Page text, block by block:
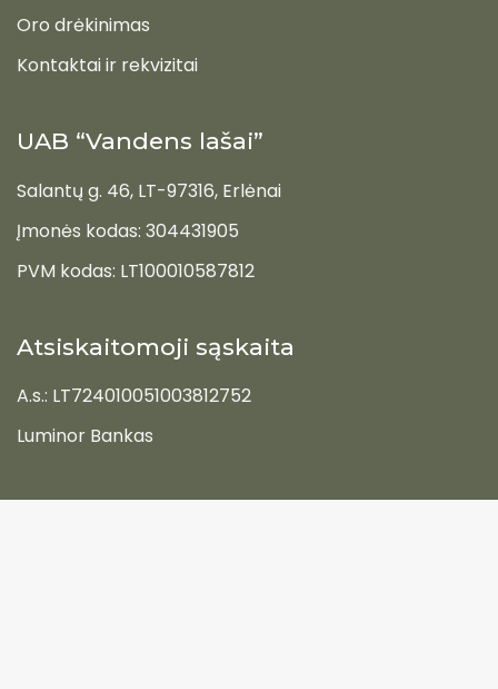
UAB “Vandens lašai”
Salantų g. 46, LT-97316, Erlėnai
Įmonės kodas: 304431905
PVM kodas: LT100010587812
Atsiskaitomoji sąskaita
A.s.: LT724010051003812752
Luminor Bankas
Oro drėkinimas
Kontaktai ir rekvizitai